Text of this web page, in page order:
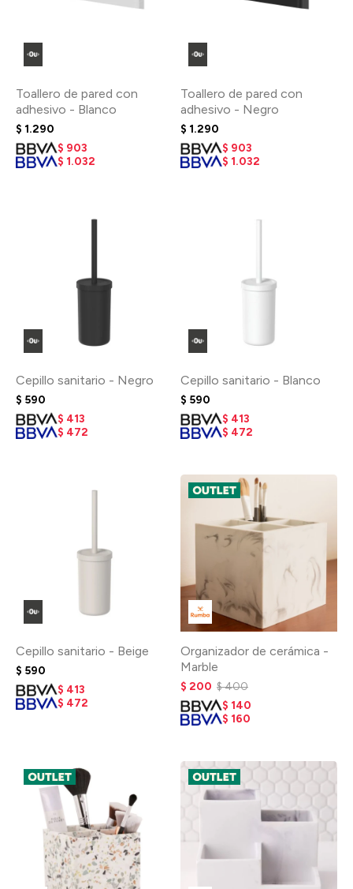
Toallero de pared con
adhesivo - Blanco
$ 1.290
$ 903
$ 1.032
Toallero de pared con
adhesivo - Negro
$ 1.290
$ 903
$ 1.032
Cepillo sanitario - Negro
$ 590
$ 413
$ 472
Cepillo sanitario - Blanco
$ 590
$ 413
$ 472
Cepillo sanitario - Beige
$ 590
$ 413
$ 472
Organizador de cerámica -
Marble
$ 200 $400
$ 140
$ 160